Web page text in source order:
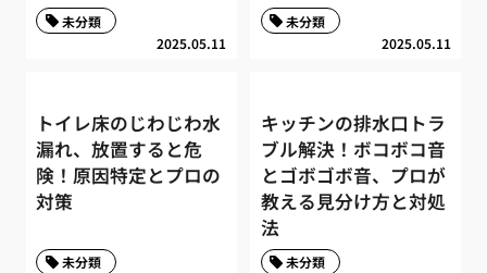
2025.05.11
未分類
2025.05.11
未分類
トイレ床のじわじわ水
漏れ、放置すると危
険！原因特定とプロの
対策
未分類
キッチンの排水口トラ
ブル解決！ボコボコ音
とゴボゴボ音、プロが
教える見分け方と対処
法
未分類